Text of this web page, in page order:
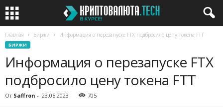
Главная Биржи Информация о перезапуске FTX подбросило цену токена FTT
БИРЖИ
Информация о перезапуске FTX
подбросило цену токена FTT
От Saffron - 23.05.2023 705